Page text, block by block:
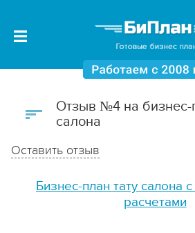
Отзыв №4 на бизнес-
салона
Оставить отзыв
Бизнес-план тату салона
расчетами